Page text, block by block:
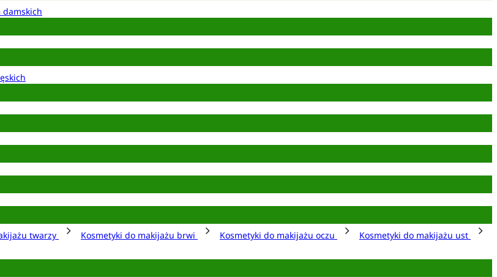
twarzy Kosmetyki do makijażu brwi Kosmetyki do makijażu oczu
Kosmetyki do makijażu ust